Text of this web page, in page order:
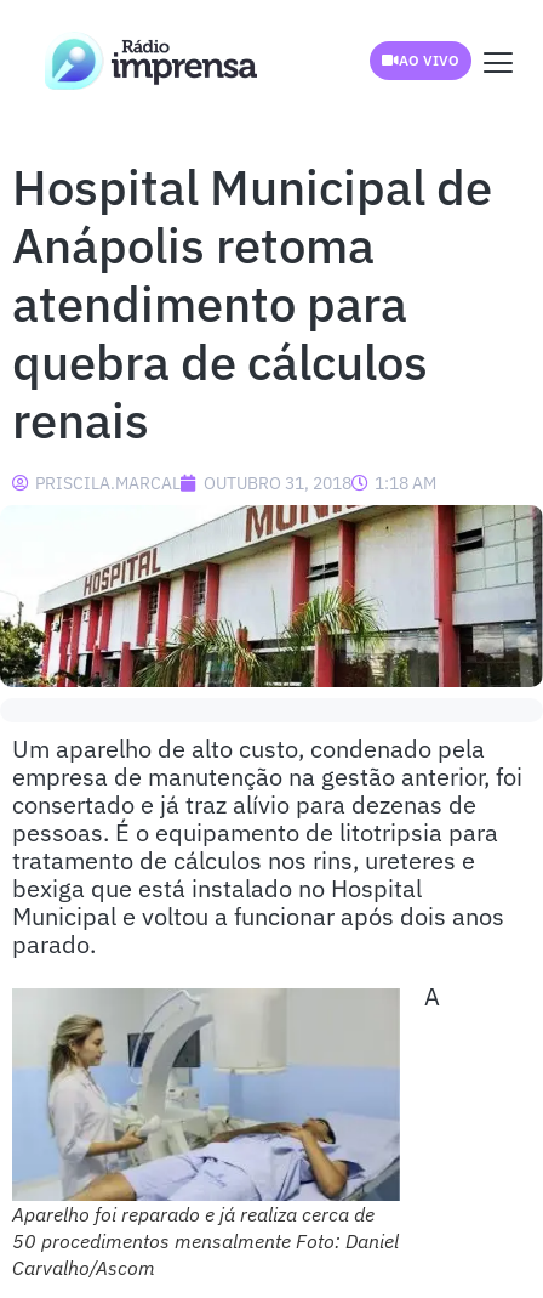
AO VIVO
Hospital Municipal de
Anápolis retoma
atendimento para
quebra de cálculos
renais
PRISCILA.MARCAL OUTUBRO 31, 2018 1:18 AM
Um aparelho de alto custo, condenado pela
empresa de manutenção na gestão anterior, foi
consertado e já traz alívio para dezenas de
pessoas. É o equipamento de litotripsia para
tratamento de cálculos nos rins, ureteres e
bexiga que está instalado no Hospital
Municipal e voltou a funcionar após dois anos
parado.
Aparelho foi reparado e já realiza cerca de
50 procedimentos mensalmente Foto: Daniel
Carvalho/Ascom
A